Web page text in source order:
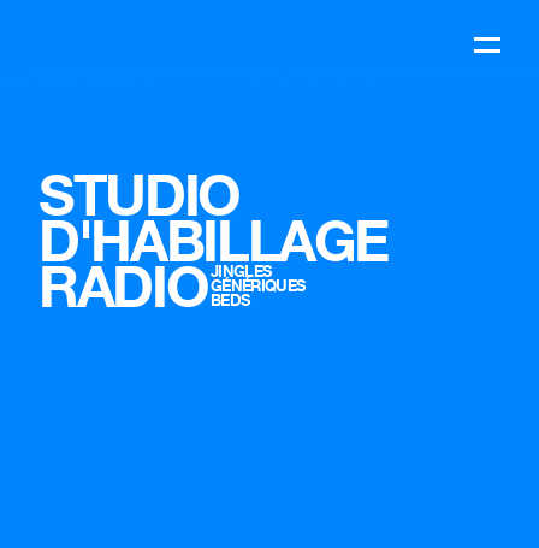
STUDIO
D'HABILLAGE
RADIOJINGLES
GÉNÉRIQUES
BEDS